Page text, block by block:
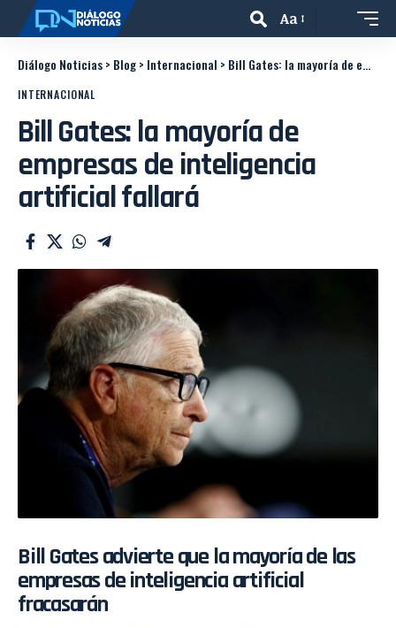
Aa
Diálogo Noticias> Blog> Internacional > Bill Gates: la mayoría de empresas de inteligencia artificial fallará
INTERNACIONAL
Bill Gates: la mayoría de
empresas de inteligencia
artificial fallará
Bill Gates advierte que la mayoría de las
empresas de inteligencia artificial
fracasarán